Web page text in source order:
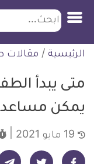
التخطي
للمحتوى
ابحث
الرئيسية / مقالات
متى يبدأ
يمكن
شارك على فيسبوك - ديلي ميديكال انفو شارك على تويتر - ديلي ميديكال انفو شارك